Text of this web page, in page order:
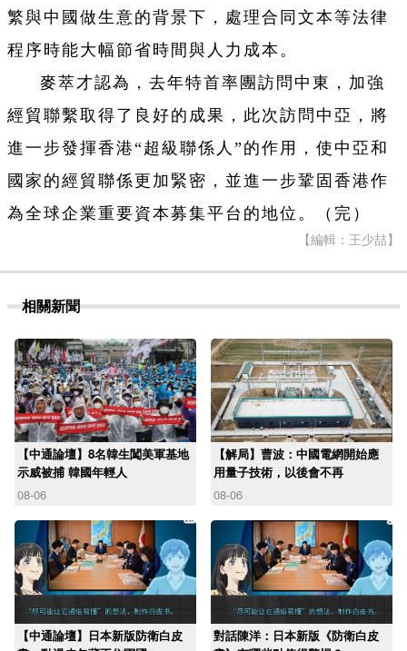
繁與中國做生意的背景下，處理合同文本等法律
程序時能大幅節省時間與人力成本。
麥萃才認為，去年特首率團訪問中東，加強
經貿聯繫取得了良好的成果，此次訪問中亞，將
進一步發揮香港“超級聯係人”的作用，使中亞和
國家的經貿聯係更加緊密，並進一步鞏固香港作
為全球企業重要資本募集平台的地位。（完）
【編輯：王少喆】
相關新聞
【中通論壇】8名韓生闖美軍基地
示威被捕 韓國年輕人
08-06
【解局】曹波：中國電網開始應
用量子技術，以後會不再
08-06
【中通論壇】日本新版防衛白皮
對話陳洋：日本新版《防衛白皮